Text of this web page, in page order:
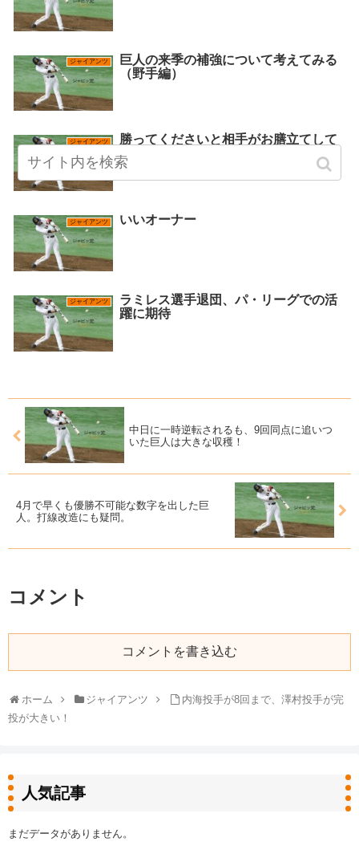
ジャイアンツ
巨人の来季の補強について考えてみる
（野手編）
ジャイアンツ
勝ってくださいと相手がお膳立てして
くれても、遠慮して勝たない巨人
ジャイアンツ いいオーナー
ジャイアンツ
ラミレス選手退団、パ・リーグでの活
躍に期待
中日に一時逆転されるも、9回同点に追いつ
いた巨人は大きな収穫！
4月で早くも優勝不可能な数字を出した巨
人。打線改造にも疑問。
コメント
コメントを書き込む
ホーム ジャイアンツ
内海投手が8回まで、澤村投手が完
投が大きい！
人気記事
まだデータがありません。